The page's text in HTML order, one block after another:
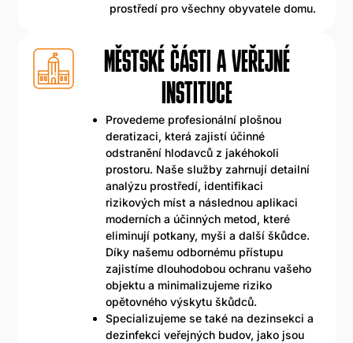
prostředí pro všechny obyvatele domu.
MĚSTSKÉ ČÁSTI A VEŘEJNÉ
INSTITUCE
Provedeme profesionální plošnou
deratizaci, která zajistí účinné
odstranění hlodavců z jakéhokoli
prostoru. Naše služby zahrnují detailní
analýzu prostředí, identifikaci
rizikových míst a následnou aplikaci
moderních a účinných metod, které
eliminují potkany, myši a další škůdce.
Díky našemu odbornému přístupu
zajistíme dlouhodobou ochranu vašeho
objektu a minimalizujeme riziko
opětovného výskytu škůdců.
Specializujeme se také na dezinsekci a
dezinfekci veřejných budov, jako jsou